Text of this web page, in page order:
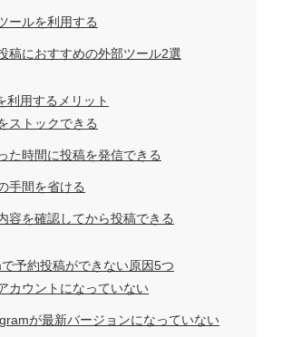
ールを利用する
稿におすすめの外部ツール2選
利用するメリット
ストックできる
た時間に投稿を発信できる
手間を省ける
容を確認してから投稿できる
予約投稿ができない原因5つ
カウントになっていない
が最新バージョンになっていない